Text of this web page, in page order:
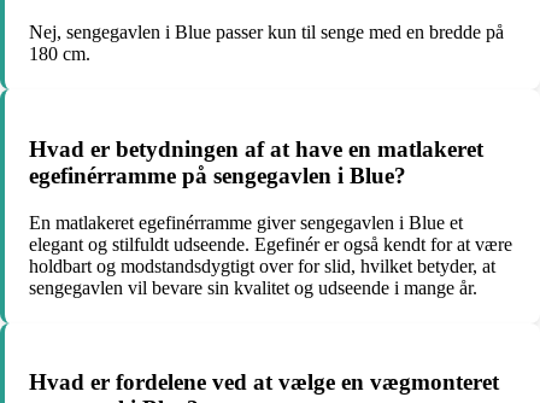
Nej, sengegavlen i Blue passer kun til senge med en bredde på
180 cm.
Hvad er betydningen af at have en matlakeret
egefinérramme på sengegavlen i Blue?
En matlakeret egefinérramme giver sengegavlen i Blue et
elegant og stilfuldt udseende. Egefinér er også kendt for at være
holdbart og modstandsdygtigt over for slid, hvilket betyder, at
sengegavlen vil bevare sin kvalitet og udseende i mange år.
Hvad er fordelene ved at vælge en vægmonteret